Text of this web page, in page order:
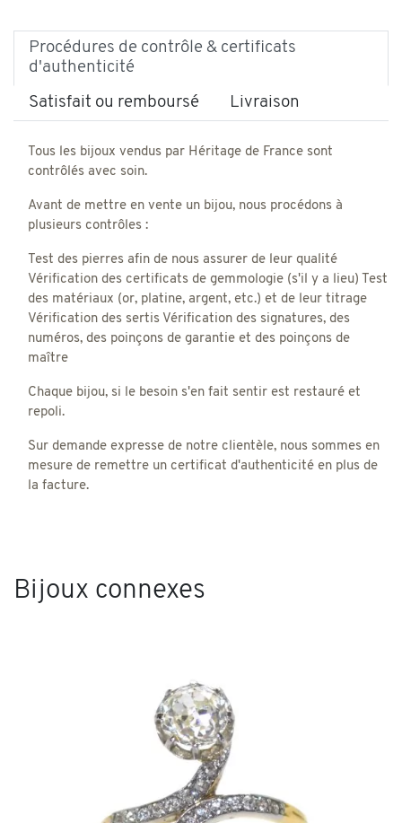
Procédures de contrôle & certificats
d'authenticité
Satisfait ou remboursé Livraison
Tous les bijoux vendus par Héritage de France sont
contrôlés avec soin.
Avant de mettre en vente un bijou, nous procédons à
plusieurs contrôles :
Test des pierres afin de nous assurer de leur qualité
Vérification des certificats de gemmologie (s'il y a lieu) Test
des matériaux (or, platine, argent, etc.) et de leur titrage
Vérification des sertis Vérification des signatures, des
numéros, des poinçons de garantie et des poinçons de
maître
Chaque bijou, si le besoin s'en fait sentir est restauré et
repoli.
Sur demande expresse de notre clientèle, nous sommes en
mesure de remettre un certificat d'authenticité en plus de
la facture.
Bijoux connexes